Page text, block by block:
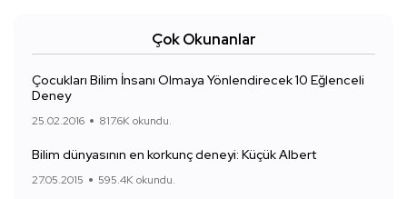
Çok Okunanlar
Çocukları Bilim İnsanı Olmaya Yönlendirecek 10 Eğlenceli
Deney
25.02.2016 817.6K okundu.
Bilim dünyasının en korkunç deneyi: Küçük Albert
27.05.2015 595.4K okundu.